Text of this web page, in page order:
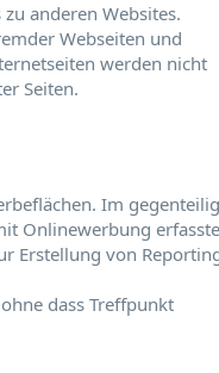
anderen Websites.
Webseiten und
werden nicht
Seiten.
Im
Onlinewerbung
Erstellung von
dass Treffpunkt